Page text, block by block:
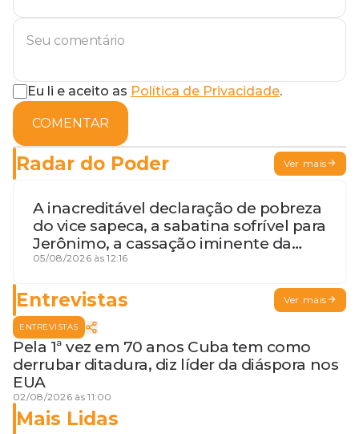
Eu li e aceito as Política de Privacidade.
COMENTAR
Radar do Poder Ver mais
A inacreditável declaração de pobreza
do vice sapeca, a sabatina sofrível para
Jerônimo, a cassação iminente da
desembargadora e a vaga do Quinto
05/08/2026 às 12:16
Entrevistas Ver mais
ENTREVISTAS
Pela 1ª vez em 70 anos Cuba tem como
derrubar ditadura, diz líder da diáspora nos
EUA
02/08/2026 às 11:00
Mais Lidas